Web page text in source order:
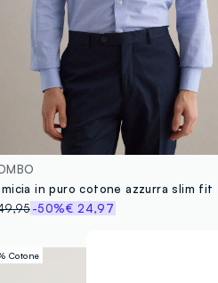
in puro cotone azzurra slim fit
-50%€ 24,97
Cotone